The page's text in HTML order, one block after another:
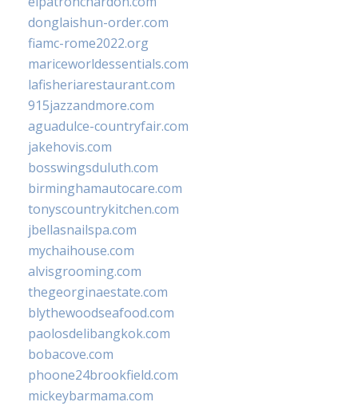
donglaishun-order.com
fiamc-rome2022.org
mariceworldessentials.com
lafisheriarestaurant.com
915jazzandmore.com
aguadulce-countryfair.com
jakehovis.com
bosswingsduluth.com
birminghamautocare.com
tonyscountrykitchen.com
jbellasnailspa.com
mychaihouse.com
alvisgrooming.com
thegeorginaestate.com
blythewoodseafood.com
paolosdelibangkok.com
bobacove.com
phoone24brookfield.com
mickeybarmama.com